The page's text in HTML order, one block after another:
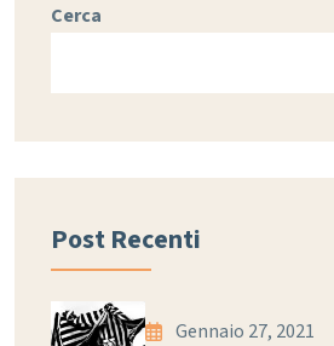
Cerca
Post Recenti
Gennaio 27, 2021